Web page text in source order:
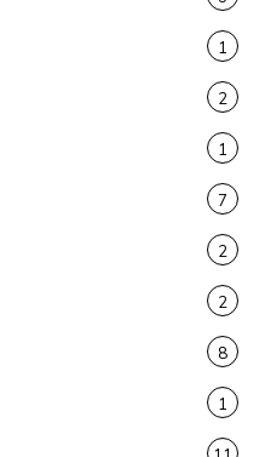
1
2
1
7
2
2
8
1